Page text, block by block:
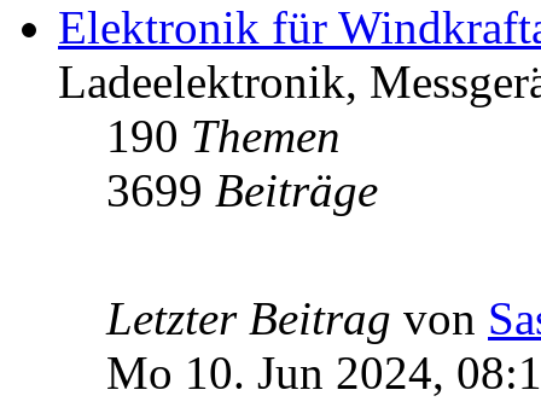
Elektronik für
Ladeelektronik,
190 Themen
3699 Beiträge
Letzter Beitrag von
Mo 10. Jun 2024,